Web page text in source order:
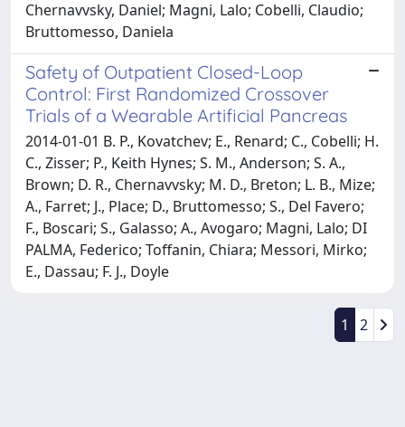
Chernavvsky, Daniel; Magni, Lalo; Cobelli, Claudio;
Bruttomesso, Daniela
Safety of Outpatient Closed-Loop
Control: First Randomized Crossover
Trials of a Wearable Artificial Pancreas
2014-01-01 B. P., Kovatchev; E., Renard; C., Cobelli; H.
C., Zisser; P., Keith Hynes; S. M., Anderson; S. A.,
Brown; D. R., Chernavvsky; M. D., Breton; L. B., Mize;
A., Farret; J., Place; D., Bruttomesso; S., Del Favero;
F., Boscari; S., Galasso; A., Avogaro; Magni, Lalo; DI
PALMA, Federico; Toffanin, Chiara; Messori, Mirko;
E., Dassau; F. J., Doyle
1 2